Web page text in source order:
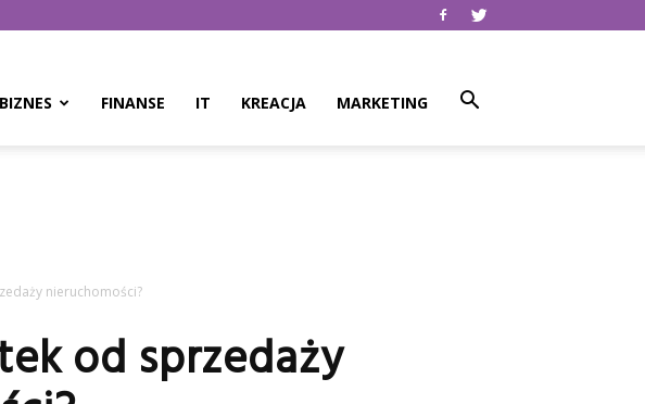
FINANSE IT KREACJA MARKETING
nieruchomości?
od sprzedaży